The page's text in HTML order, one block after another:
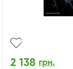
2 138 грн.